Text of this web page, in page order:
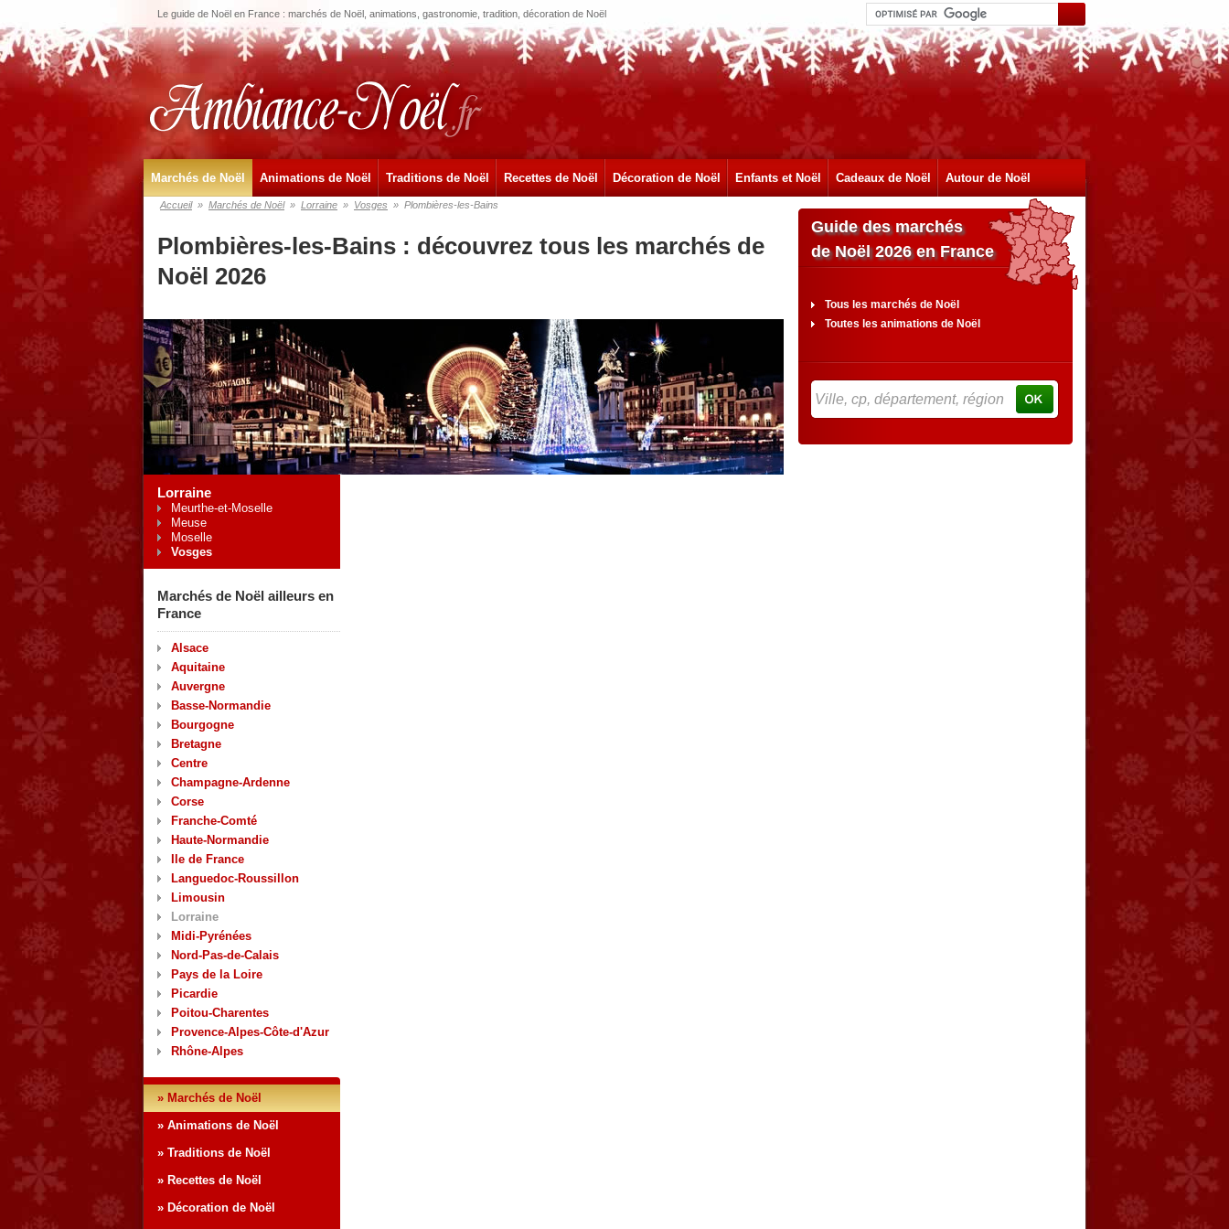
Le guide de Noël en France : marchés de Noël, animations, gastronomie, tradition, décoration de Noël
Marchés de Noël Animations de Noël Traditions de Noël Recettes de Noël Décoration de Noël Enfants et Noël Cadeaux de Noël Autour de Noël
Accueil » Marchés de Noël » Lorraine » Vosges » Plombières-les-Bains
Plombières-les-Bains : découvrez tous les marchés de
Noël 2026
Lorraine
Meurthe-et-Moselle
Meuse
Moselle
Vosges
Marchés de Noël ailleurs en
France
Alsace
Aquitaine
Auvergne
Basse-Normandie
Bourgogne
Bretagne
Centre
Champagne-Ardenne
Corse
Franche-Comté
Haute-Normandie
Ile de France
Languedoc-Roussillon
Limousin
Lorraine
Midi-Pyrénées
Nord-Pas-de-Calais
Pays de la Loire
Picardie
Poitou-Charentes
Provence-Alpes-Côte-d'Azur
Rhône-Alpes
» Marchés de Noël
» Animations de Noël
» Traditions de Noël
» Recettes de Noël
» Décoration de Noël
Guide des marchés
de Noël 2026 en France
Tous les marchés de Noël
Toutes les animations de Noël